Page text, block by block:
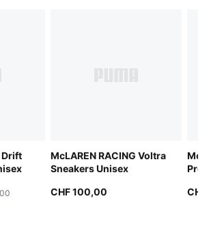
Drift
McLAREN RACING Voltra
Sneakers Unisex
CHF 100,00
Pro